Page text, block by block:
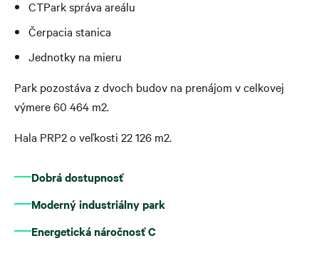
CTPark správa areálu
Čerpacia stanica
Jednotky na mieru
Park pozostáva z dvoch budov na prenájom v celkovej
výmere 60 464 m2.
Hala PRP2 o veľkosti 22 126 m2.
Dobrá dostupnosť
Moderný industriálny park
Energetická náročnosť C